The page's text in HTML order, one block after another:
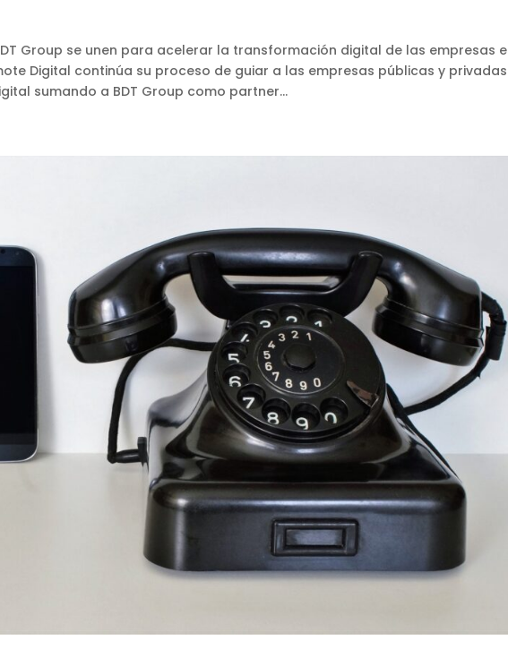
Group se unen para acelerar la transformación digital de las empresas
Digital continúa su proceso de guiar a las empresas públicas y privadas
sumando a BDT Group como partner...